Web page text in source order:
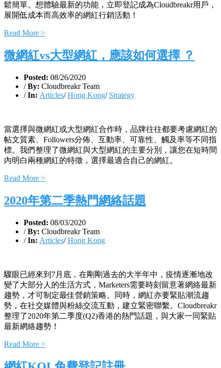
鬆簡單。想體驗最新的功能，立即登記成為Cloudbreakr用戶，
展開低成本而高效率的網紅行銷活動！
Read More >
微網紅vs大型網紅，應該如何選擇 ？
Posted: 08/26/2020
/ By: Cloudbreakr Team
/ In: Articles/Hong Kong/ Strategy
當選擇與微網紅或大型網紅合作時，品牌往往都要考慮網紅的
帖文質素、Followers分佈、互動率、可靠性、觸及率等不同指
標。我們整理了微網紅與大型網紅的主要分別，讓您在短時間
內明白兩種網紅的特徵，選擇最適合自己的網紅。
Read More >
2020年第二季熱門網絡話題
Posted: 08/03/2020
/ By: Cloudbreakr Team
/ In: Articles/Hong Kong
驟眼已經來到7月底，在剛剛過去的大半年中，疫情逐漸地改
變了大部分人的生活方式，Marketers需要時刻留意著網絡最新
趨勢，才可制定最佳營銷策略。同時，網紅亦要緊貼潮流趨
勢，在社交媒體與粉絲交流互動，建立緊密聯繫。Cloudbreakr
整理了2020年第二季度(Q2)香港的熱門話題，與大家一同緊貼
最新網絡趨勢！
Read More >